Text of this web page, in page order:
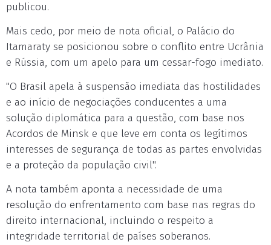
publicou.
Mais cedo, por meio de nota oficial, o Palácio do
Itamaraty se posicionou sobre o conflito entre Ucrânia
e Rússia, com um apelo para um cessar-fogo imediato.
"O Brasil apela à suspensão imediata das hostilidades
e ao início de negociações conducentes a uma
solução diplomática para a questão, com base nos
Acordos de Minsk e que leve em conta os legítimos
interesses de segurança de todas as partes envolvidas
e a proteção da população civil".
A nota também aponta a necessidade de uma
resolução do enfrentamento com base nas regras do
direito internacional, incluindo o respeito a
integridade territorial de países soberanos.